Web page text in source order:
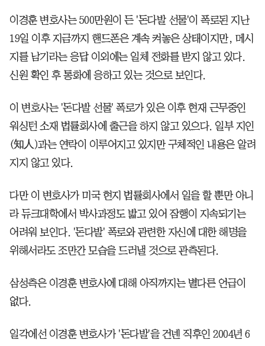
이경훈 변호사는 500만원이 든 '돈다발 선물'이 폭로된 지난
19일 이후 지금까지 핸드폰은 계속 켜놓은 상태이지만, 메시
지를 남기라는 응답 이외에는 일체 전화를 받지 않고 있다.
신원 확인 후 통화에 응하고 있는 것으로 보인다.
이 변호사는 '돈다발 선물' 폭로가 있은 이후 현재 근무중인
워싱턴 소재 법률회사에 출근을 하지 않고 있으다. 일부 지인
(知人)과는 연락이 이루어지고 있지만 구체적인 내용은 알려
지지 않고 있다.
다만 이 변호사가 미국 현지 법률회사에서 일을 할 뿐만 아니
라 듀크대학에서 박사과정도 밟고 있어 잠행이 지속되기는
어려워 보인다. '돈다발' 폭로와 관련한 자신에 대한 해명을
위해서라도 조만간 모습을 드러낼 것으로 관측된다.
삼성측은 이경훈 변호사에 대해 아직까지는 별다른 언급이
없다.
일각에선 이경훈 변호사가 '돈다발'을 건넨 직후인 2004년 6